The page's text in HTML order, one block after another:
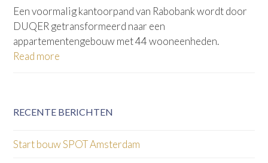
Een voormalig kantoorpand van Rabobank wordt door
DUQER getransformeerd naar een
appartementengebouw met 44 wooneenheden.
Read more
RECENTE BERICHTEN
Start bouw SPOT Amsterdam